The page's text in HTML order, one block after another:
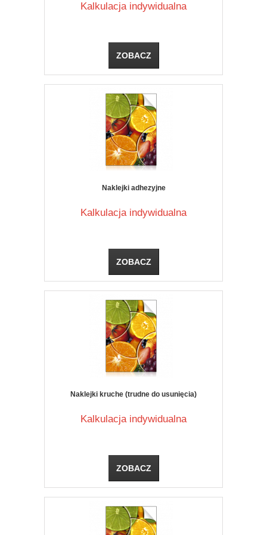
Kalkulacja indywidualna
ZOBACZ
Naklejki adhezyjne
Kalkulacja indywidualna
ZOBACZ
Naklejki kruche (trudne do usunięcia)
Kalkulacja indywidualna
ZOBACZ